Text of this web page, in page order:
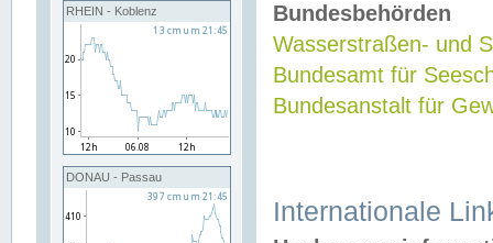
RHEIN - Koblenz
DONAU - Passau
Bundesbehörden
Wasserstraßen- und
Bundesamt für
Bundesanstalt für
Internationale